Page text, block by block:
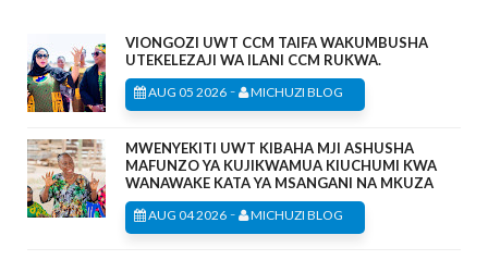
VIONGOZI UWT CCM TAIFA WAKUMBUSHA
UTEKELEZAJI WA ILANI CCM RUKWA.
AUG 05 2026 - MICHUZI BLOG
MWENYEKITI UWT KIBAHA MJI ASHUSHA
MAFUNZO YA KUJIKWAMUA KIUCHUMI KWA
WANAWAKE KATA YA MSANGANI NA MKUZA
AUG 04 2026 - MICHUZI BLOG